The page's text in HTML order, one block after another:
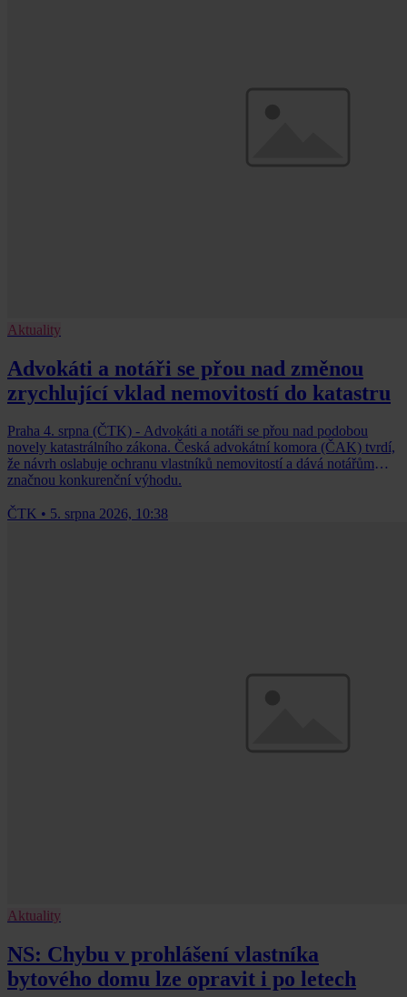
Aktuality
Advokáti a notáři se přou nad změnou
zrychlující vklad nemovitostí do katastru
Praha 4. srpna (ČTK) - Advokáti a notáři se přou nad podobou
novely katastrálního zákona. Česká advokátní komora (ČAK) tvrdí,
že návrh oslabuje ochranu vlastníků nemovitostí a dává notářům
značnou konkurenční výhodu.
ČTK • 5. srpna 2026, 10:38
Aktuality
NS: Chybu v prohlášení vlastníka
bytového domu lze opravit i po letech